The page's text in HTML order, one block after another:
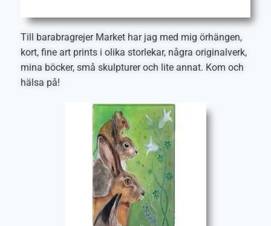
Till barabragrejer Market har jag med mig örhängen,
kort, fine art prints i olika storlekar, några originalverk,
mina böcker, små skulpturer och lite annat. Kom och
hälsa på!